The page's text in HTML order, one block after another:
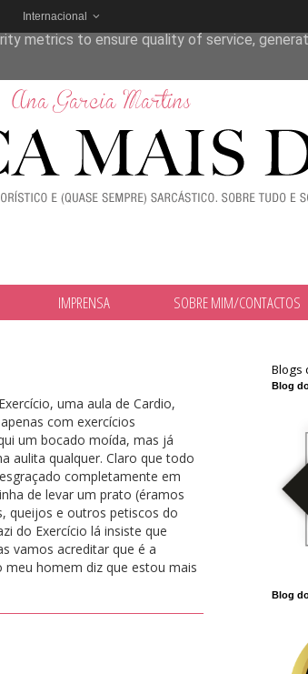
Internacional
IMPRENSA SOBRE MIM/CONTACTOS
uma aula de Cardio,
com exercícios
um bocado moída, mas já
aulita qualquer. Claro que todo
completamente em
de levar um prato (éramos
queijos e outros petiscos do
do Exercício lá insiste que
vamos acreditar que é a
homem diz que estou mais
Blogs
Blog
Blog
to analyze traffic. Your IP address and
metrics to ensure quality of service,